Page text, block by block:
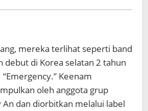
mereka terlihat seperti band
debut di Korea selatan 2 tahun
Keenam
oleh anggota grup
An dan diorbitkan melalui label